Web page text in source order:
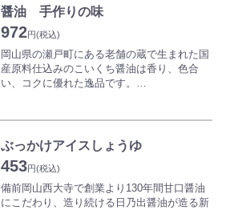
味から、お客様のお気に入りの味を見つけて
みてください！
醤油 手作りの味
972円(税込)
岡山県の瀬戸町にある老舗の蔵で生まれた国
産原料仕込みのこいくち醤油は香り、色合
い、コクに優れた逸品です。
毎日なくてはならないものだからこそ、こだ
わりを持って誠心誠意造っております。
創業百三十余年の心意気をご賞味ください。
コクのあるこいくち醤油で、かけ醤油に最適
です。
ぶっかけアイスしょうゆ
453円(税込)
備前岡山西大寺で創業より130年間甘口醤油
にこだわり、造り続ける日乃出醤油が造る新